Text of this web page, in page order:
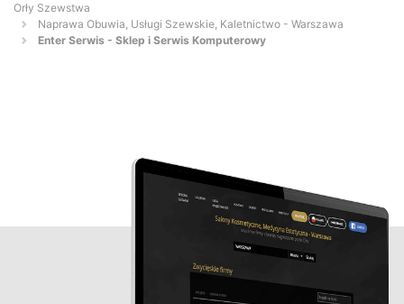
Orły Szewstwa
Naprawa Obuwia, Usługi Szewskie, Kaletnictwo - Warszawa
Enter Serwis - Sklep i Serwis Komputerowy